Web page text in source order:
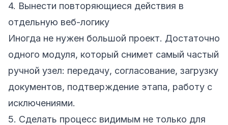
4. Вынести повторяющиеся действия в
отдельную веб-логику
Иногда не нужен большой проект. Достаточно
одного модуля, который снимет самый частый
ручной узел: передачу, согласование, загрузку
документов, подтверждение этапа, работу с
исключениями.
5. Сделать процесс видимым не только для